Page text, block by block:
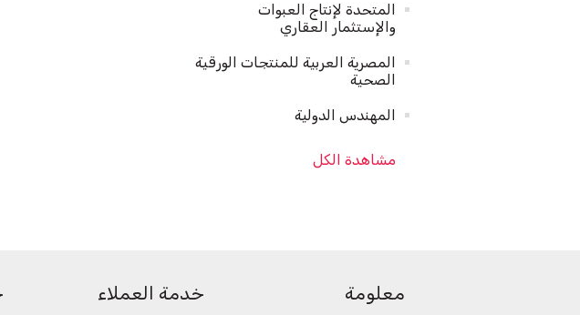
المتحدة لإنتاج العبوات
والإستثمار العقاري
المصرية العربية للمنتجات الورقية
الصحية
المهندس الدولية
مشاهدة الكل
معلومة خدمة العملاء